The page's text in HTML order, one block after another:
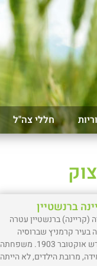
חללי צה"ל
ברנשטיין
(קריינה) ברנשטיין עטרה
בעיר קרמניץ שברוסיה
בחודש אוקטובר 1903. משפחתה
מרובת הילדים, לא הייתה